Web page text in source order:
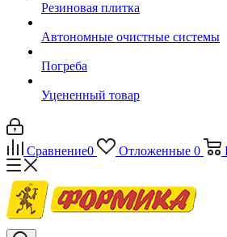
Резиновая плитка
Автономные очистные системы
Погреба
Уцененный товар
Сравнение0 Отложенные 0